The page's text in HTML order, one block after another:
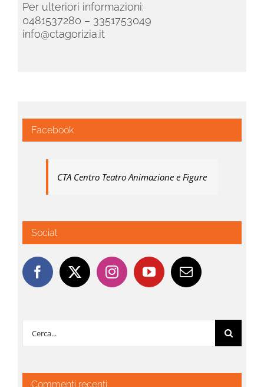
Per ulteriori informazioni:
0481537280 – 3351753049
info@ctagorizia.it
Facebook
CTA Centro Teatro Animazione e Figure
Social
Cerca
Commenti recenti